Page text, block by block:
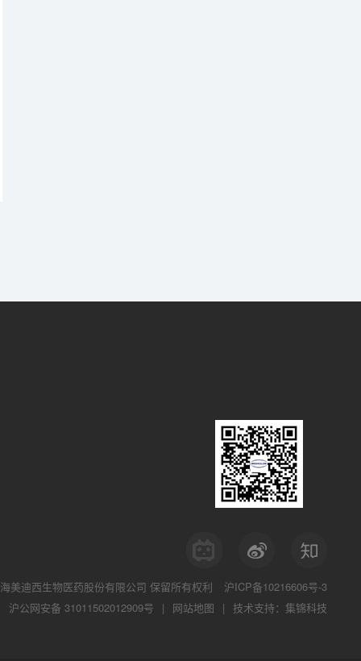
海美迪西生物医药股份有限公司 保留所有权利
沪ICP备10216606号-3
沪公网安备 31011502012909号
| 网站地图 | 技术支持：集锦科技